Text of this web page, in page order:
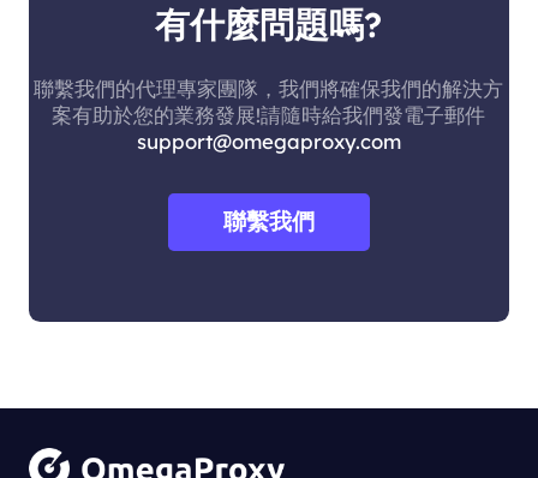
有什麼問題嗎?
聯繫我們的代理專家團隊，我們將確保我們的解決方
案有助於您的業務發展!請隨時給我們發電子郵件
support@omegaproxy.com
聯繫我們